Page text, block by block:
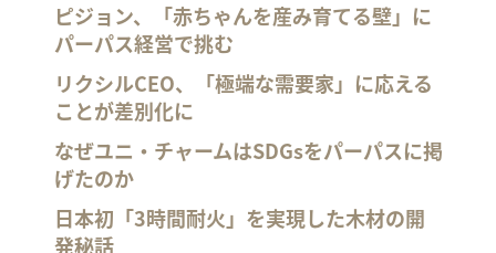
ピジョン、「赤ちゃんを産み育てる壁」に
パーパス経営で挑む
リクシルCEO、「極端な需要家」に応える
ことが差別化に
なぜユニ・チャームはSDGsをパーパスに掲
げたのか
日本初「3時間耐火」を実現した木材の開
発秘話